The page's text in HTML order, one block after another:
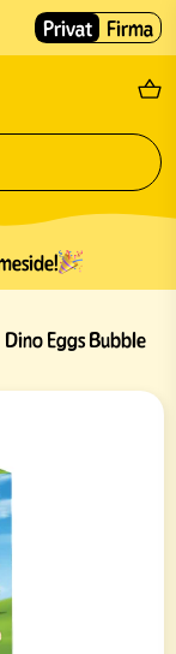
Privat Firma
Dino Eggs Bubble